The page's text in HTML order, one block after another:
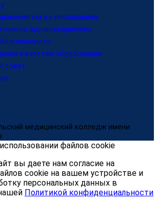
им.а.к.новопашина
здравоохранения
качества образования
совет
медицинский колледж имени
файлов cookie
вы даете нам согласие на
cookie на вашем устройстве и
персональных данных в
Политикой конфиденциальности